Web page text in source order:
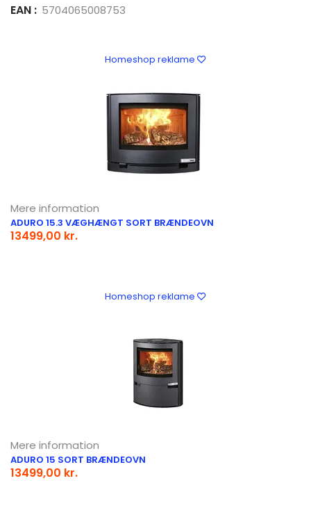
EAN : 5704065008753
Homeshop reklame
Mere information
ADURO 15.3 VÆGHÆNGT SORT BRÆNDEOVN
13499,00 kr.
Homeshop reklame
Mere information
ADURO 15 SORT BRÆNDEOVN
13499,00 kr.